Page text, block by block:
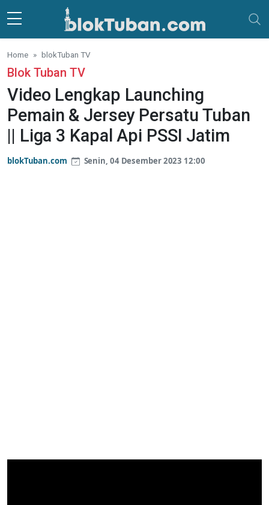
Skip to main content
Home blokTuban TV
Blok Tuban TV
Video Lengkap Launching
Pemain & Jersey Persatu Tuban
|| Liga 3 Kapal Api PSSI Jatim
blokTuban.com Senin, 04 Desember 2023 12:00